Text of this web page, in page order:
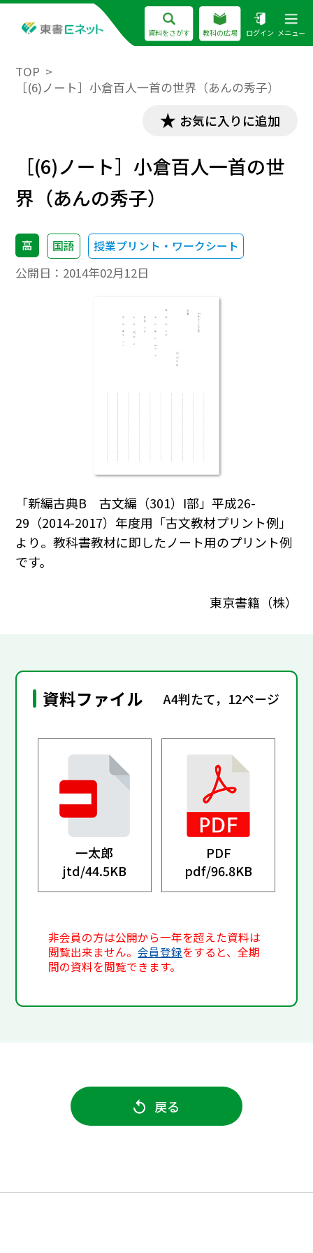
資料をさがす 教科の広場 ログイン メニュー
TOP
［(6)ノート］小倉百人一首の世界（あんの秀子）
お気に入りに追加
［(6)ノート］小倉百人一首の世
界（あんの秀子）
高 国語 授業プリント・ワークシート
公開日： 2014年02月12日
「新編古典B 古文編（301）Ⅰ部」平成26-
29（2014-2017）年度用「古文教材プリント例」
より。教科書教材に即したノート用のプリント例
です。
東京書籍（株）
資料ファイル A4判たて，12ページ
一太郎
jtd/44.5KB
PDF
pdf/96.8KB
非会員の方は公開から一年を超えた資料は
閲覧出来ません。会員登録をすると、全期
間の資料を閲覧できます。
戻る